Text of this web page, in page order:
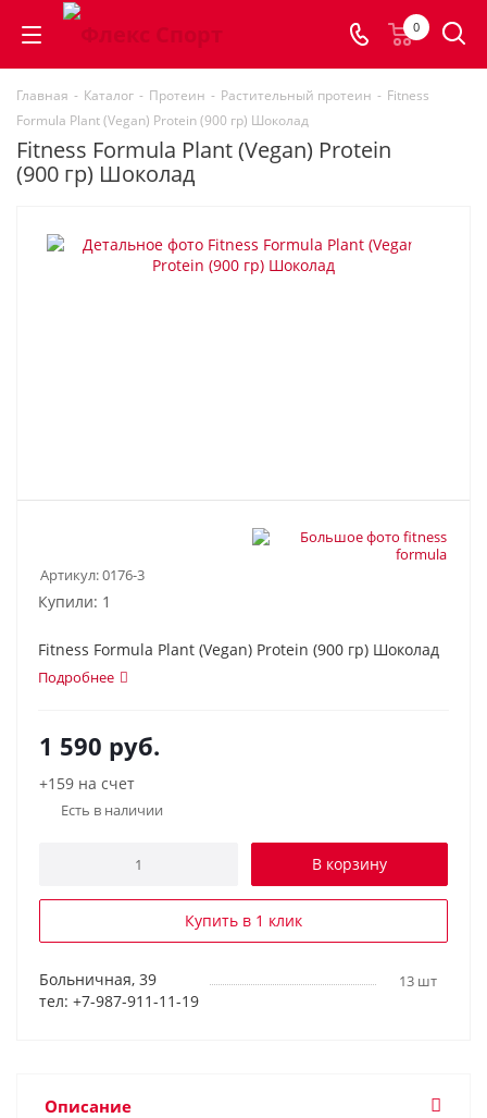
0
Главная - Каталог - Протеин - Растительный протеин - Fitness
Formula Plant (Vegan) Protein (900 гр) Шоколад
Fitness Formula Plant (Vegan) Protein
(900 гр) Шоколад
Артикул:0176-3
Купили: 1
Fitness Formula Plant (Vegan) Protein (900 гр) Шоколад
Подробнее
1 590 руб.
+159 на счет
Есть в наличии
В корзину
Купить в 1 клик
Больничная, 39
тел: +7-987-911-11-19
13 шт
Описание